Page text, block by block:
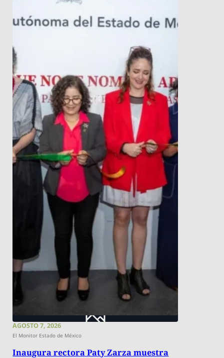
AGOSTO 7, 2026
El Monitor Estado de México
Inaugura rectora Paty Zarza muestra